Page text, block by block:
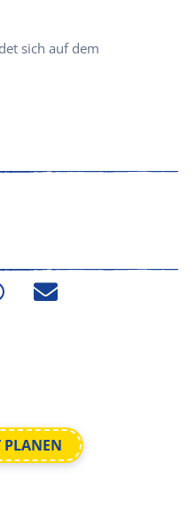
sich auf dem